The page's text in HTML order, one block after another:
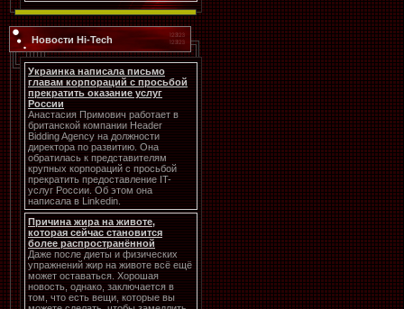
Новости Hi-Tech
Украинка написала письмо
главам корпораций с просьбой
прекратить оказание услуг
России
Анастасия Примович работает в
британской компании Header
Bidding Agency на должности
директора по развитию. Она
обратилась к представителям
крупных корпораций с просьбой
прекратить предоставление IT-
услуг России. Об этом она
написала в Linkedin.
Причина жира на животе,
которая сейчас становится
более распространённой
Даже после диеты и физических
упражнений жир на животе всё ещё
может оставаться. Хорошая
новость, однако, заключается в
том, что есть вещи, которые вы